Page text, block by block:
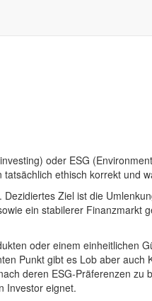
oder ESG
ethisch korrekt und
Ziel ist die
ein stabilerer Finanzmarkt
oder einem einheitlichen
Punkt gibt es Lob aber auch
deren ESG-Präferenzen zu
Investor eignet.